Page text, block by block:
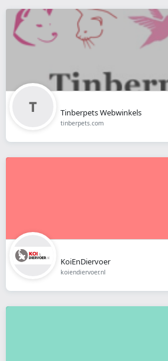
Tinberpets Webwinkels
tinberpets.com
KoiEnDiervoer
koiendiervoer.nl